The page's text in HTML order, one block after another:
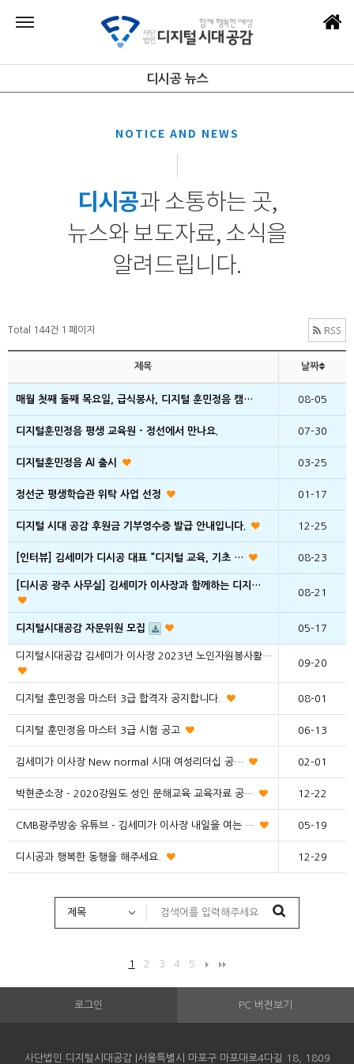
디시공 뉴스
NOTICE AND NEWS
디시공과 소통하는 곳,
뉴스와 보도자료, 소식을
알려드립니다.
Total 144건 1 페이지 RSS
제목 날짜
매월 첫째 둘째 목요일, 급식봉사, 디지털 훈민정음 캠… 08-05
디지털훈민정음 평생 교육원 - 정선에서 만나요. 07-30
디지털훈민정음 AI 출시 03-25
정선군 평생학습관 위탁 사업 선정 01-17
디지털 시대 공감 후원금 기부영수증 발급 안내입니다. 12-25
[인터뷰] 김세미가 디시공 대표 "디지털 교육, 기초 … 08-23
[디시공 광주 사무실] 김세미가 이사장과 함께하는 디지…
08-21
디지털시대공감 자문위원 모집 05-17
디지털시대공감 김세미가 이사장 2023년 노인자원봉사활…
09-20
디지털 훈민정음 마스터 3급 합격자 공지합니다. 08-01
디지털 훈민정음 마스터 3급 시험 공고 06-13
김세미가 이사장 New normal 시대 여성리더십 공… 02-01
박현준소장 - 2020강원도 성인 문해교육 교육자료 공… 12-22
CMB광주방송 유튜브 - 김세미가 이사장 내일을 여는 … 05-19
디시공과 행복한 동행을 해주세요. 12-29
1 2 3 4 5
로그인 PC 버전보기
사단법인 디지털시대공감 |서울특별시 마포구 마포대로4다길 18, 1809